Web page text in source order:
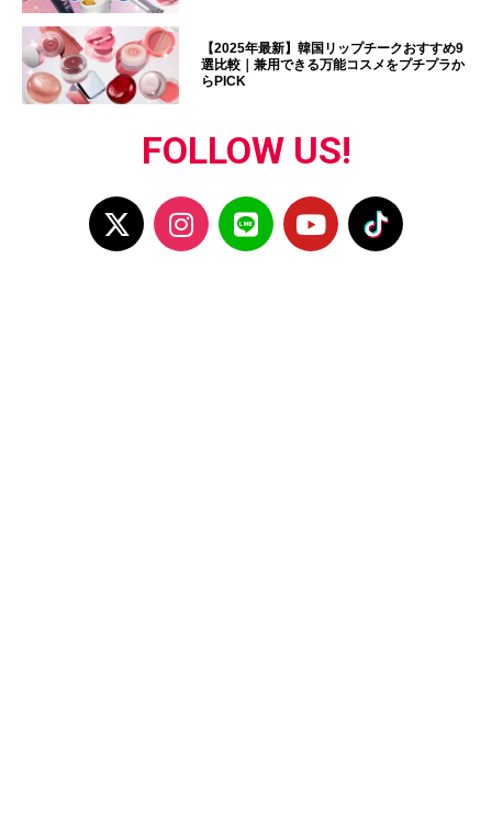
【2025年最新】韓国リップチークおすすめ9
選比較｜兼用できる万能コスメをプチプラか
らPICK
FOLLOW US!